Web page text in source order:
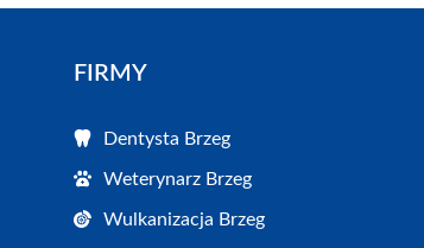
FIRMY
Dentysta Brzeg
Weterynarz Brzeg
Wulkanizacja Brzeg